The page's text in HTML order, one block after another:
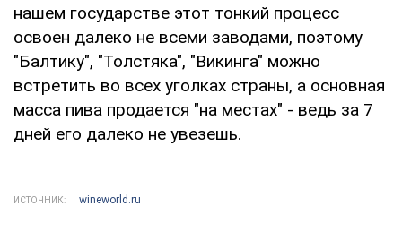
нашем государстве этот тонкий процесс
освоен далеко не всеми заводами, поэтому
"Балтику", "Толстяка", "Викинга" можно
встретить во всех уголках страны, а основная
масса пива продается "на местах" - ведь за 7
дней его далеко не увезешь.
ИСТОЧНИК: wineworld.ru